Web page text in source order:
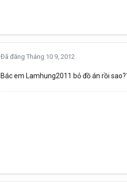
Đã đăng Tháng 10 9, 2012
Bác em Lamhung2011 bỏ đồ án rồi